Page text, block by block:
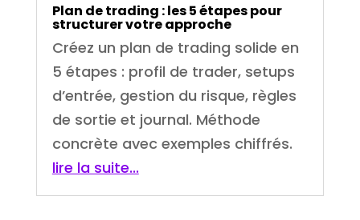
Plan de trading : les 5 étapes pour
structurer votre approche
Créez un plan de trading solide en
5 étapes : profil de trader, setups
d’entrée, gestion du risque, règles
de sortie et journal. Méthode
concrète avec exemples chiffrés.
lire la suite...